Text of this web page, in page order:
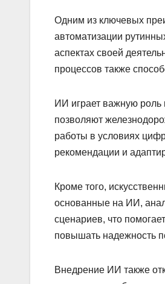
Одним из ключевых
автоматизации
аспектах своей
процессов также
ИИ играет важную
позволяют
работы в условиях
рекомендации и
Кроме того,
основанные на ИИ,
сценариев, что
повышать надежность
Внедрение ИИ также